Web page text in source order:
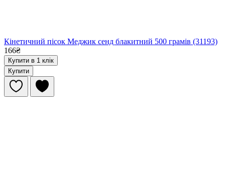
Кінетичний пісок Меджик сенд блакитний 500 грамів (31193)
166₴
Купити в 1 клік
Купити